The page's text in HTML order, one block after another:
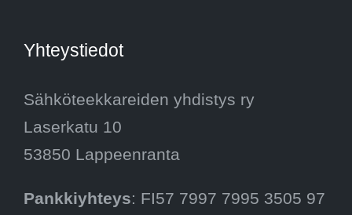
Yhteystiedot
Sähköteekkareiden yhdistys ry
Laserkatu 10
53850 Lappeenranta
Pankkiyhteys: FI57 7997 7995 3505 97